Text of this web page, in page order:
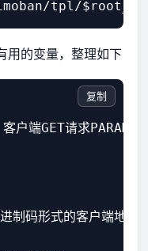
用的变量，整理如下
GET请求
码形式的客户端地址
复制